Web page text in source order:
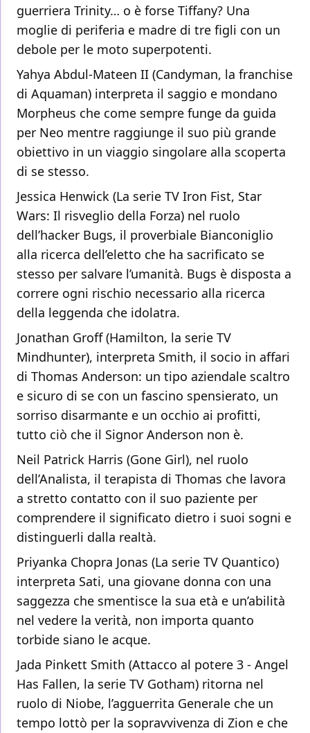
guerriera Trinity… o è forse Tiffany? Una
moglie di periferia e madre di tre figli con un
debole per le moto superpotenti.
Yahya Abdul-Mateen II (Candyman, la franchise
di Aquaman) interpreta il saggio e mondano
Morpheus che come sempre funge da guida
per Neo mentre raggiunge il suo più grande
obiettivo in un viaggio singolare alla scoperta
di se stesso.
Jessica Henwick (La serie TV Iron Fist, Star
Wars: Il risveglio della Forza) nel ruolo
dell’hacker Bugs, il proverbiale Bianconiglio
alla ricerca dell’eletto che ha sacrificato se
stesso per salvare l’umanità. Bugs è disposta a
correre ogni rischio necessario alla ricerca
della leggenda che idolatra.
Jonathan Groff (Hamilton, la serie TV
Mindhunter), interpreta Smith, il socio in affari
di Thomas Anderson: un tipo aziendale scaltro
e sicuro di se con un fascino spensierato, un
sorriso disarmante e un occhio ai profitti,
tutto ciò che il Signor Anderson non è.
Neil Patrick Harris (Gone Girl), nel ruolo
dell’Analista, il terapista di Thomas che lavora
a stretto contatto con il suo paziente per
comprendere il significato dietro i suoi sogni e
distinguerli dalla realtà.
Priyanka Chopra Jonas (La serie TV Quantico)
interpreta Sati, una giovane donna con una
saggezza che smentisce la sua età e un’abilità
nel vedere la verità, non importa quanto
torbide siano le acque.
Jada Pinkett Smith (Attacco al potere 3 - Angel
Has Fallen, la serie TV Gotham) ritorna nel
ruolo di Niobe, l’agguerrita Generale che un
tempo lottò per la sopravvivenza di Zion e che